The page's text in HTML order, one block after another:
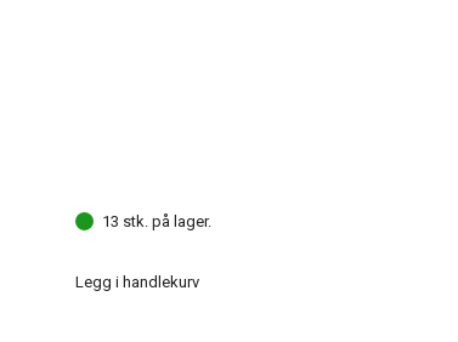
13 stk. på lager.
Legg i handlekurv